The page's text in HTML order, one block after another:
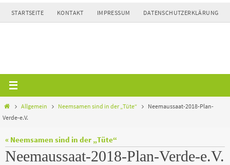
Zum
Inhalt
STARTSEITE KONTAKT IMPRESSUM DATENSCHUTZERKLÄRUNG
HomeAllgemein Neemsamen sind in der „Tüte“
Neemaussaat-2018-Plan-
Verde-e.V.
« Neemsamen sind in der „Tüte“
Neemaussaat-2018-Plan-Verde-e.V.